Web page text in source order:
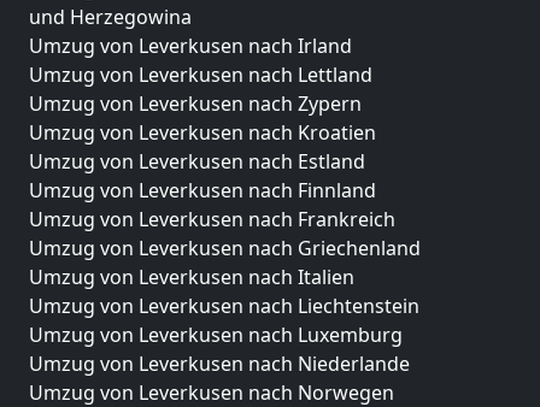
und Herzegowina
Umzug von Leverkusen nach Irland
Umzug von Leverkusen nach Lettland
Umzug von Leverkusen nach Zypern
Umzug von Leverkusen nach Kroatien
Umzug von Leverkusen nach Estland
Umzug von Leverkusen nach Finnland
Umzug von Leverkusen nach Frankreich
Umzug von Leverkusen nach Griechenland
Umzug von Leverkusen nach Italien
Umzug von Leverkusen nach Liechtenstein
Umzug von Leverkusen nach Luxemburg
Umzug von Leverkusen nach Niederlande
Umzug von Leverkusen nach Norwegen